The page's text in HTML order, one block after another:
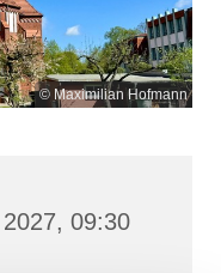
© Maximilian Hofmann
09:30